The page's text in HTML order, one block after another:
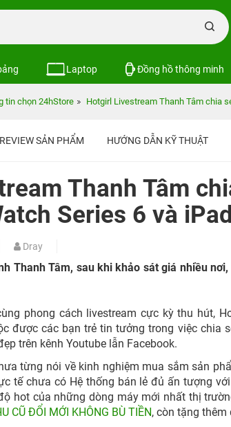
Laptop Đồng hồ thông minh
tin chọn 24hStore Hotgirl Livestream Thanh Tâm chia
REVIEW SẢN PHẨM HƯỚNG DẪN KỸ THUẬT
Thanh Tâm
Series 6 và
Dray
Thanh Tâm, sau khi khảo sát giá nhiều
phong cách livestream cực kỳ thu hút,
được các bạn trẻ tin tưởng trong việc chia
trên kênh Youtube lẫn Facebook.
từng nói về kinh nghiệm mua sắm sản
tế chưa có Hệ thống bán lẻ đủ ấn tượng
hot của những dòng máy mới nhất thị
CŨ ĐỔI MỚI KHÔNG BÙ TIỀN, còn tặng thêm